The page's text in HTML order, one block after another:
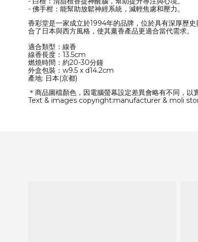
- 佛手柑：能幫助放鬆神經系統，減輕焦慮和壓力。
香彩堂是一家成立於1994年的品牌，位於具有深厚歷
合了日本與西方風格，使其薰香產品更適合當代需求。
適合類型：線香
線香長度：13.5cm
燃燒時間：約20-30分鐘
外盒包裝：w9.5 x d14.2cm
產地: 日本(京都)
＊商品圖檔顏色，因電腦螢幕設定差異會略有不同，以
Text & images copyright:manufacturer & moli